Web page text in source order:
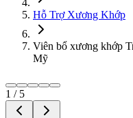
Hỗ Trợ Xương Khớp
Viên bổ xương khớp
Mỹ
1 / 5